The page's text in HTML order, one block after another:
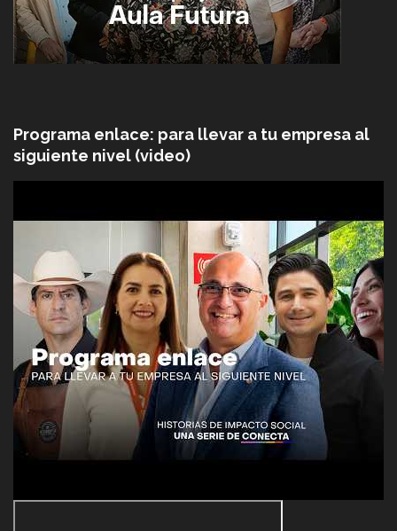
Programa enlace: para llevar a tu empresa al
siguiente nivel (video)